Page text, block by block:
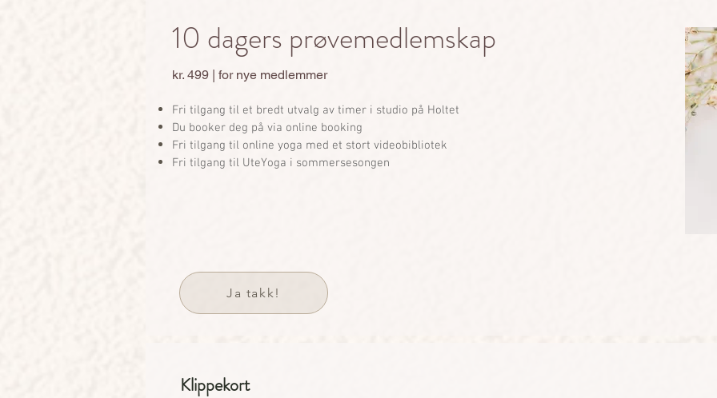
10 dagers prøvemedlemskap
kr. 499 | for nye medlemmer
Fri tilgang til et bredt utvalg av timer i studio på Holtet
Du booker deg på via online booking
Fri tilgang til online yoga med et stort videobibliotek
Fri tilgang til UteYoga i sommersesongen
Ja takk!
Klippekort